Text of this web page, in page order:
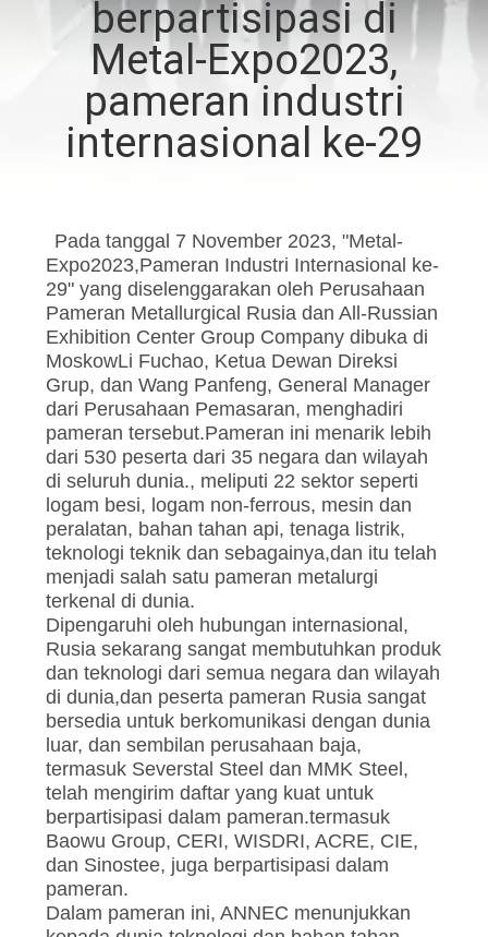
KUALITAS
HUBUNGI
KAMI
KASUS-
KASUS
SITEMAP
KEBIJAKAN
PRIVASI
berpartisipasi di
Metal-Expo2023,
pameran industri
internasional ke-29
Pada tanggal 7 November 2023, "Metal-
Expo2023,Pameran Industri Internasional ke-
29" yang diselenggarakan oleh Perusahaan
Pameran Metallurgical Rusia dan All-Russian
Exhibition Center Group Company dibuka di
MoskowLi Fuchao, Ketua Dewan Direksi
Grup, dan Wang Panfeng, General Manager
dari Perusahaan Pemasaran, menghadiri
pameran tersebut.Pameran ini menarik lebih
dari 530 peserta dari 35 negara dan wilayah
di seluruh dunia., meliputi 22 sektor seperti
logam besi, logam non-ferrous, mesin dan
peralatan, bahan tahan api, tenaga listrik,
teknologi teknik dan sebagainya,dan itu telah
menjadi salah satu pameran metalurgi
terkenal di dunia.
Dipengaruhi oleh hubungan internasional,
Rusia sekarang sangat membutuhkan produk
dan teknologi dari semua negara dan wilayah
di dunia,dan peserta pameran Rusia sangat
bersedia untuk berkomunikasi dengan dunia
luar, dan sembilan perusahaan baja,
termasuk Severstal Steel dan MMK Steel,
telah mengirim daftar yang kuat untuk
berpartisipasi dalam pameran.termasuk
Baowu Group, CERI, WISDRI, ACRE, CIE,
dan Sinostee, juga berpartisipasi dalam
pameran.
Dalam pameran ini, ANNEC menunjukkan